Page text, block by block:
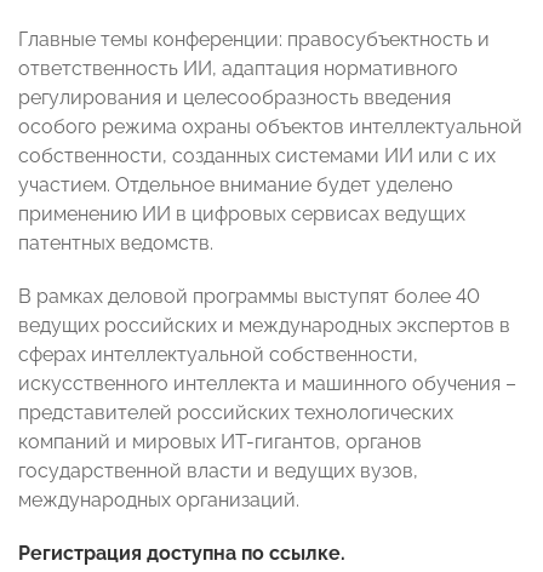
Главные темы конференции: правосубъектность и
ответственность ИИ, адаптация нормативного
регулирования и целесообразность введения
особого режима охраны объектов интеллектуальной
собственности, созданных системами ИИ или с их
участием. Отдельное внимание будет уделено
применению ИИ в цифровых сервисах ведущих
патентных ведомств.
В рамках деловой программы выступят более 40
ведущих российских и международных экспертов в
сферах интеллектуальной собственности,
искусственного интеллекта и машинного обучения –
представителей российских технологических
компаний и мировых ИТ-гигантов, органов
государственной власти и ведущих вузов,
международных организаций.
Регистрация доступна по ссылке.